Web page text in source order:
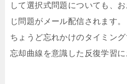
して選択式問題についても、
じ問題がメール配信されます。
ちょうど忘れかけのタイミング
忘却曲線を意識した反復学習に